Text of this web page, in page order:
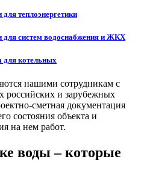
теплоэнергетики
для систем водоснабжения и ЖКХ
для котельных
нашими сотрудникам с
российских и зарубежных
сметная документация
состояния объекта и
на нем работ.
воды – которые